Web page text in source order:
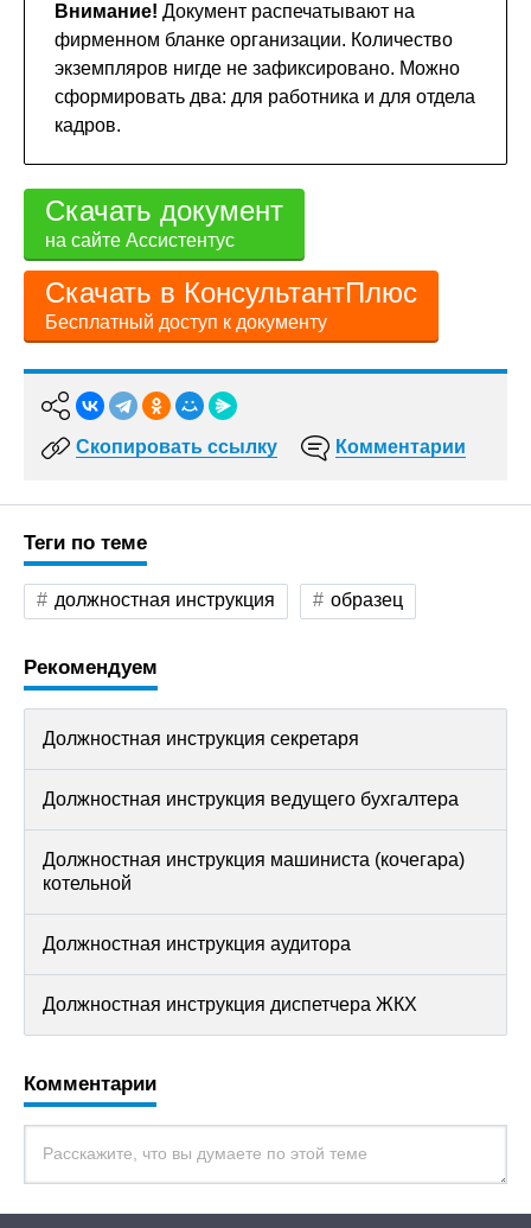
Внимание! Документ распечатывают на
фирменном бланке организации. Количество
экземпляров нигде не зафиксировано. Можно
сформировать два: для работника и для отдела
кадров.
Скачать документ
на сайте Ассистентус
Скачать в КонсультантПлюс
Бесплатный доступ к документу
Скопировать ссылку Комментарии
Теги по теме
должностная инструкция образец
Рекомендуем
Должностная инструкция секретаря
Должностная инструкция ведущего бухгалтера
Должностная инструкция машиниста (кочегара)
котельной
Должностная инструкция аудитора
Должностная инструкция диспетчера ЖКХ
Комментарии